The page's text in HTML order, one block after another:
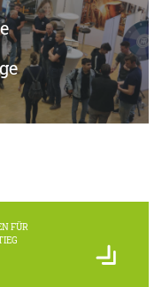
FÜR